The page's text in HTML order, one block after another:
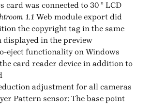
card was connected to 30 ” LCD
1.1 Web module export did
the copyright tag in the same
displayed in the preview
eject functionality on Windows
card reader device in addition to
adjustment for all cameras
Pattern sensor: The base point